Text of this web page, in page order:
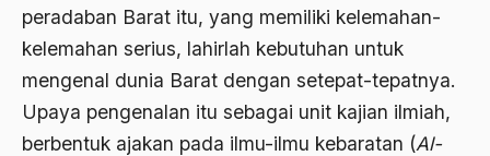
peradaban Barat itu, yang memiliki kelemahan-
kelemahan serius, lahirlah kebutuhan untuk
mengenal dunia Barat dengan setepat-tepatnya.
Upaya pengenalan itu sebagai unit kajian ilmiah,
berbentuk ajakan pada ilmu-ilmu kebaratan (Al-
Bahasa melayu
Bahasa Nasional
Bahsul Masail